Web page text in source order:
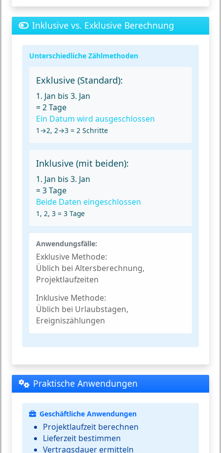
Inklusive vs. Exklusive Berechnung
Unterschiedliche Zählmethoden
Exklusive (Standard):
1. Jan bis 3. Jan
=2 Tage
Ein Datum wird ausgeschlossen
1→2, 2→3 = 2 Schritte
Inklusive (mit beiden):
1. Jan bis 3. Jan
=3 Tage
Beide Daten eingeschlossen
1, 2, 3 = 3 Tage
Anwendungsfälle:
Exklusive Methode:
Üblich bei Altersberechnung,
Projektlaufzeiten
Inklusive Methode:
Üblich bei Urlaubstagen,
Ereigniszählungen
Praktische Anwendungen
Geschäftliche Anwendungen
Projektlaufzeit berechnen
Lieferzeit bestimmen
Vertragsdauer ermitteln